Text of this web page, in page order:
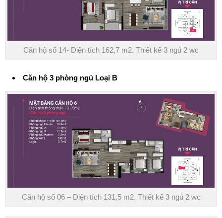
Căn hộ số 14- Diện tích 162,7 m2. Thiết kế 3 ngủ 2 wc
Căn hộ 3 phòng ngủ Loại B
Căn hộ số 06 – Diện tích 131,5 m2. Thiết kế 3 ngủ 2 wc